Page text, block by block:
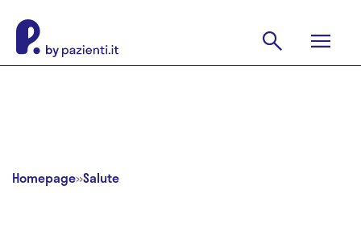
Homepage»Salute